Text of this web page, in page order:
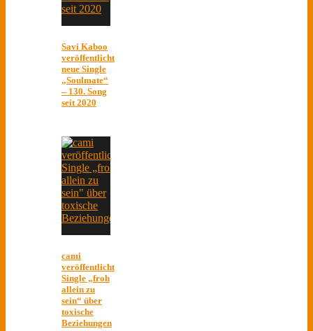
Savi Kaboo
veröffentlicht
neue Single
„Soulmate“
– 130. Song
seit 2020
cami
veröffentlicht
Single „froh
allein zu
sein“ über
toxische
Beziehungen